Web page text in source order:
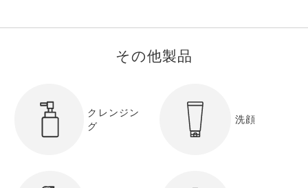
その他製品
クレンジン
グ
洗顔